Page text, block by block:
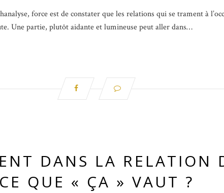
force est de constater que les relations qui se trament à
Une partie, plutôt aidante et lumineuse peut aller dans…
DANS LA RELATION
CE QUE « ÇA » VAUT ?